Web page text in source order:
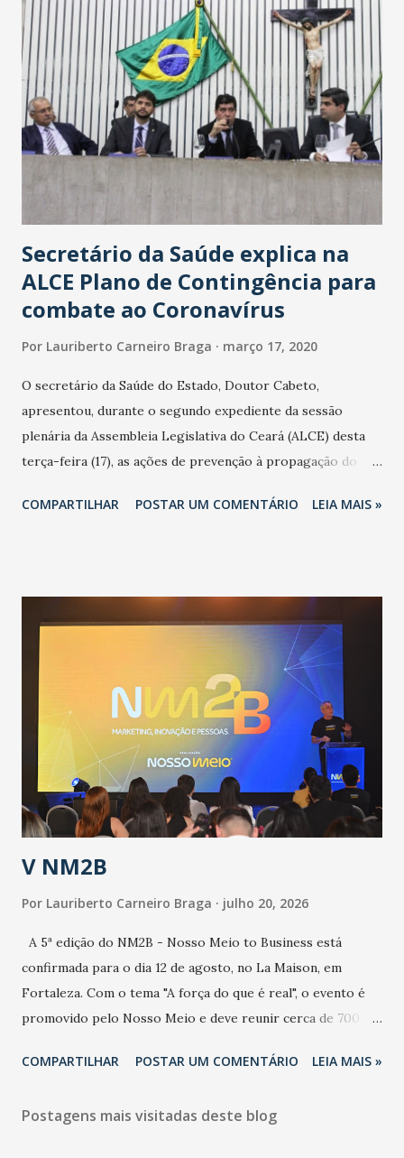
Secretário da Saúde explica na
ALCE Plano de Contingência para
combate ao Coronavírus
Por Lauriberto Carneiro Braga março 17, 2020
O secretário da Saúde do Estado, Doutor Cabeto,
apresentou, durante o segundo expediente da sessão
plenária da Assembleia Legislativa do Ceará (ALCE) desta
terça-feira (17), as ações de prevenção à propagação do
adotadas pelo Governo do Estado na contenção da
população suspeita e de cuidados com os ambientes
públicos e domiciliares. “Nós não estamos vivendo uma
epidemia comum, como temos em todos os anos, com
aumento de casos de dengue, influenza ou H1N1. Trata-se
de uma epidemia com um vírus diferente, com um poder de
contaminação maior que outros coronavírus”, apontou o
secretário. Segundo ele, é uma epidemia com chance de
contaminação alta, podendo gerar um grande risco à
população e ao sistema de saúde. “Precisamos saber fazer a
estratificação do risco da doença, para não so...
COMPARTILHAR POSTAR UM COMENTÁRIO LEIA MAIS »
V NM2B
Por Lauriberto Carneiro Braga julho 20, 2026
A 5ª edição do NM2B - Nosso Meio to Business está
confirmada para o dia 12 de agosto, no La Maison, em
Fortaleza. Com o tema "A força do que é real", o evento é
promovido pelo Nosso Meio e deve reunir cerca de 700
e lideranças do Mercado Nacional. Desde 2022, o NM2B
de negócios do Nordeste, reunindo profissionais de marcas
COMPARTILHAR POSTAR UM COMENTÁRIO LEIA MAIS »
Postagens mais visitadas deste blog